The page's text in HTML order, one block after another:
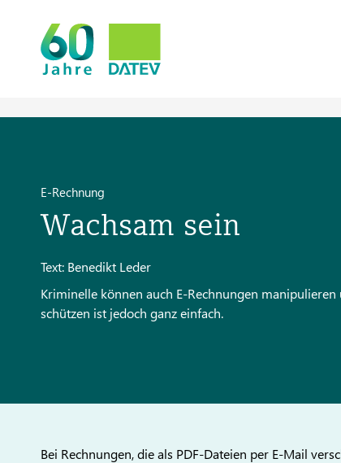
E-Rechnung
Wachsam sein
Text: Benedikt Leder
Kriminelle können auch E-Rechnungen
schützen ist jedoch ganz einfach.
Bei Rechnungen, die als PDF-Dateien per E-Mail